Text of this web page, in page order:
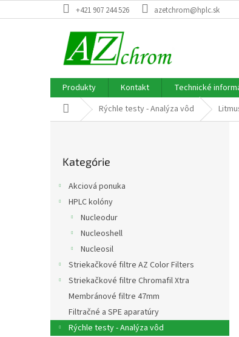
na
+421 907 244 526 azetchrom@hplc.sk
Produkty Kontakt Technické
DomovRýchle testy - Analýza vôd
kategórie
Kategórie
Akciová ponuka
HPLC kolóny
Nucleodur
Nucleoshell
Nucleosil
Striekačkové filtre AZ Color Filters
Striekačkové filtre Chromafil Xtra
Membránové filtre 47mm
Filtračné a SPE aparatúry
Rýchle testy - Analýza vôd